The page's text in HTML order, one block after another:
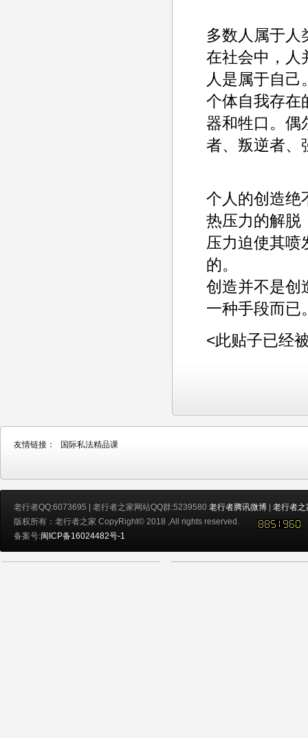
多数人属于人
在社会中，人
人是属于自
个体自我存在
器和牲口。偶
者、叛逆者、
个人的创造绝
热压力的解脱
压力迫使其喷
的。
创造并不是创
一种手段而已
<此贴子已经
友情链接： 国际私法精品课
老行者QQ:6073695 | 老行者之家网站QQ群:5239580 老行者腾讯微博 | 老行者之
版权所有：老行者之家 CopyRight© 2018 ,All rights reserved.
备案号:闽ICP备16024482号-1